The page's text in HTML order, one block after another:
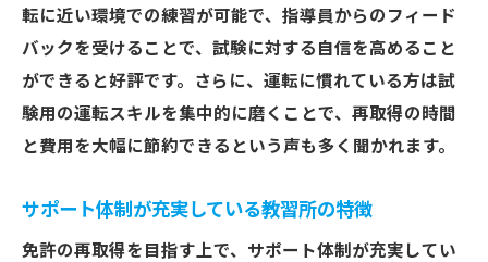
転に近い環境での練習が可能で、指導員からのフィード
バックを受けることで、試験に対する自信を高めること
ができると好評です。さらに、運転に慣れている方は試
験用の運転スキルを集中的に磨くことで、再取得の時間
と費用を大幅に節約できるという声も多く聞かれます。
サポート体制が充実している教習所の特徴
免許の再取得を目指す上で、サポート体制が充実してい